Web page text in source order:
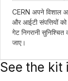
CERN अपने विशाल
और आईटी संपत्तियों
गेट निगरानी
जाए।
See the kit